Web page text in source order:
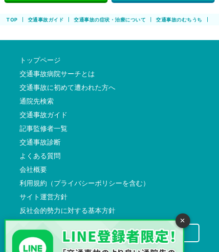
TOP 交通事故ガイド 交通事故の症状・治療について 交通事故のむちうち
トップページ
交通事故病院サーチとは
交通事故に初めて遭われた方へ
通院先検索
交通事故ガイド
記事監修者一覧
交通事故診断
よくある質問
会社概要
利用規約（プライバシーポリシーを含む）
サイト運営方針
反社会的勢力に対する基本方針
交通事故病院サーチに掲載希望の先生方へ
×